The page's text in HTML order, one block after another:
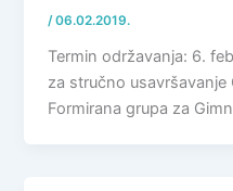
/06.02.2019.
Termin održavanja: 6.
za stručno usavršavanje
Formirana grupa za